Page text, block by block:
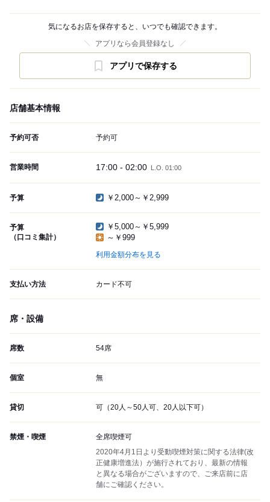
気になるお店を保存すると、いつでも確認できます。
アプリなら会員登録なし
アプリで保存する
店舗基本情報
予約可否 予約可
営業時間 17:00 - 02:00 L.O. 01:00
予算 ￥2,000～￥2,999
予算
（口コミ集計）
￥5,000～￥5,999
～￥999
利用金額分布を見る
支払い方法 カード不可
席・設備
席数 54席
個室 無
貸切 可（20人～50人可、20人以下可）
禁煙・喫煙
全席喫煙可
2020年4月1日より受動喫煙対策に関する法律(改
正健康増進法）が施行されており、最新の情報
と異なる場合がございますので、ご来店前に店
舗にご確認ください。